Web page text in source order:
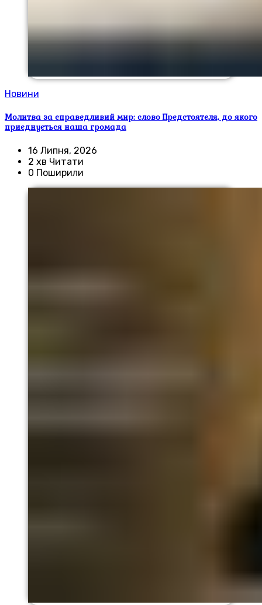
Новини
Молитва за справедливий мир: слово Предстоятеля, до якого
приєднується наша громада
16 Липня, 2026
2 хв Читати
0 Поширили